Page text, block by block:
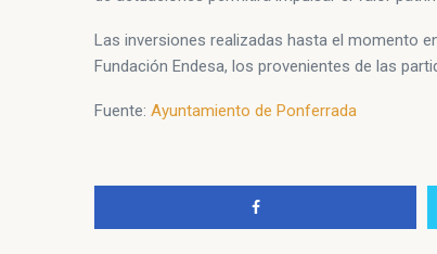
Las inversiones realizadas hasta el momento
Fundación Endesa, los provenientes de las
Fuente: Ayuntamiento de Ponferrada